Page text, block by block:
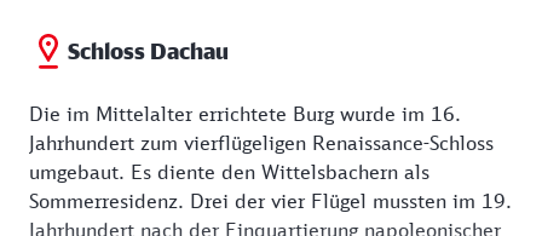
Schloss Dachau
Die im Mittelalter errichtete Burg wurde im 16.
Jahrhundert zum vierflügeligen Renaissance-Schloss
umgebaut. Es diente den Wittelsbachern als
Sommerresidenz. Drei der vier Flügel mussten im 19.
Jahrhundert nach der Einquartierung napoleonischer